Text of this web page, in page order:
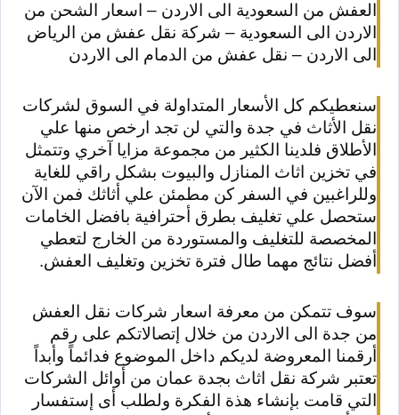
العفش من السعودية الى الاردن – اسعار الشحن من
الاردن الى السعودية – شركة نقل عفش من الرياض
الى الاردن – نقل عفش من الدمام الى الاردن
سنعطيكم كل الأسعار المتداولة في السوق لشركات
نقل الأثاث في جدة والتي لن تجد ارخص منها علي
الأطلاق فلدينا الكثير من مجموعة مزايا آخري وتتمثل
في تخزين اثاث المنازل والبيوت بشكل راقي للغاية
وللراغبين في السفر كن مطمئن علي أثاثك فمن الآن
ستحصل علي تغليف بطرق أحترافية بافضل الخامات
المخصصة للتغليف والمستوردة من الخارج لتعطي
أفضل نتائج مهما طال فترة تخزين وتغليف العفش.
سوف تتمكن من معرفة اسعار شركات نقل العفش
من جدة الى الاردن من خلال إتصالاتكم على رقم
أرقمنا المعروضة لديكم داخل الموضوع فدائماً وأبداً
تعتبر شركة نقل اثاث بجدة عمان من أوائل الشركات
التي قامت بإنشاء هذة الفكرة ولطلب أى إستفسار